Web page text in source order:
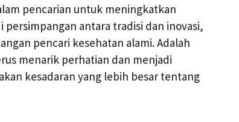
pencarian untuk meningkatkan
antara tradisi dan inovasi,
pencari kesehatan alami. Adalah
menarik perhatian dan menjadi
kesadaran yang lebih besar tentang